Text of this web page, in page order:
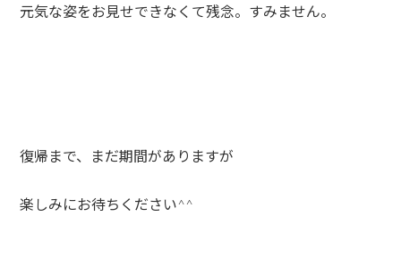
元気な姿をお見せできなくて残念。すみません。
復帰まで、まだ期間がありますが
楽しみにお待ちください^^